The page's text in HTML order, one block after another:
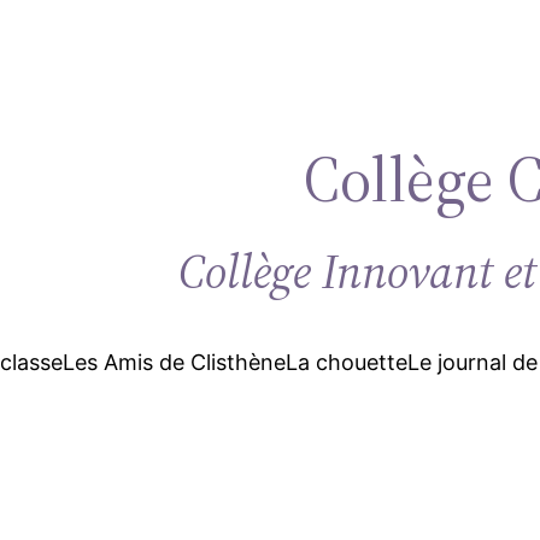
Collège
Collège Innovant
Les Amis de ClisthèneLa chouetteLe journal